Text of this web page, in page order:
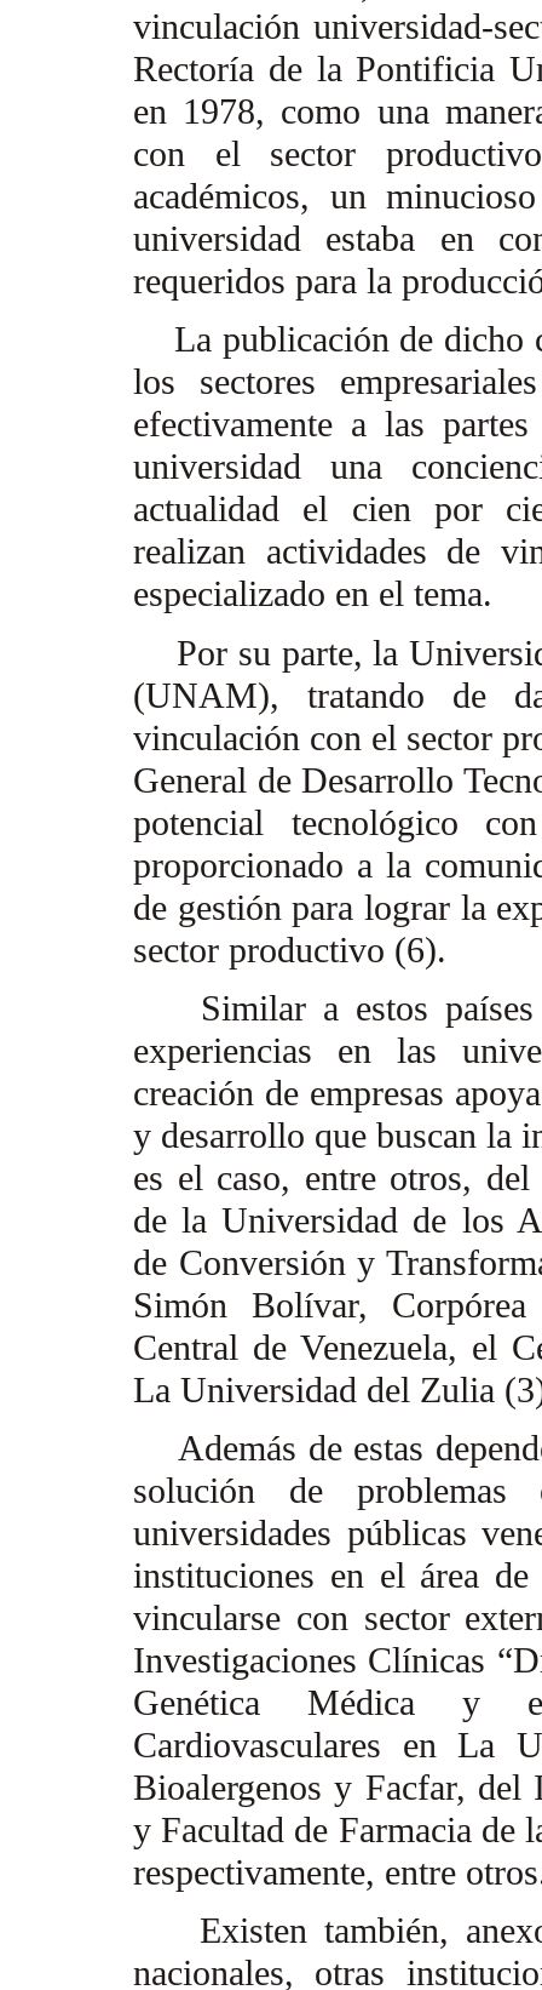
vinculación universidad-
Rectoría de la Pontificia
en 1978, como una
con el sector
académicos, un
universidad estaba en
requeridos para la
La publicación de dicho
los sectores
efectivamente a las
universidad una
actualidad el cien por
realizan actividades de
especializado en el tema.
Por su parte, la
(UNAM), tratando de
vinculación con el sector
General de Desarrollo
potencial tecnológico
proporcionado a la
de gestión para lograr la
sector productivo (6).
Similar a estos países
experiencias en las
creación de empresas
y desarrollo que buscan la
es el caso, entre otros,
de la Universidad de los
de Conversión y
Simón Bolívar,
Central de Venezuela, el
La Universidad del Zulia
Además de estas
solución de
universidades públicas
instituciones en el área
vincularse con sector
Investigaciones Clínicas
Genética Médica y
Cardiovasculares en La
Bioalergenos y Facfar,
y Facultad de Farmacia de
respectivamente, entre
Existen también,
nacionales, otras